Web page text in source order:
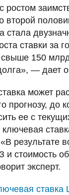
второй
стала
ставки за
свыше 150
— дает
может
прогнозу, до
ее с
результате
и стоимость
эксперт.
ставка